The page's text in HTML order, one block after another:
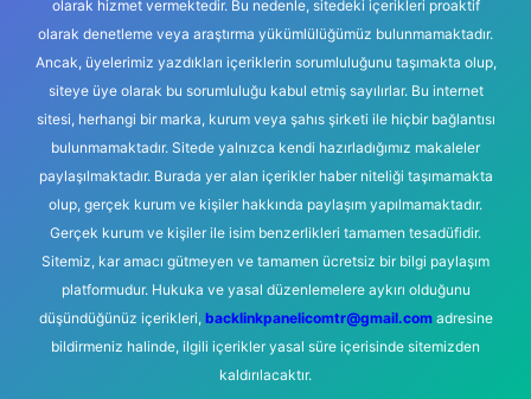
olarak hizmet vermektedir. Bu nedenle, sitedeki içerikleri proaktif
olarak denetleme veya araştırma yükümlülüğümüz bulunmamaktadır.
Ancak, üyelerimiz yazdıkları içeriklerin sorumluluğunu taşımakta olup,
siteye üye olarak bu sorumluluğu kabul etmiş sayılırlar. Bu internet
sitesi, herhangi bir marka, kurum veya şahıs şirketi ile hiçbir bağlantısı
bulunmamaktadır. Sitede yalnızca kendi hazırladığımız makaleler
paylaşılmaktadır. Burada yer alan içerikler haber niteliği taşımamakta
olup, gerçek kurum ve kişiler hakkında paylaşım yapılmamaktadır.
Gerçek kurum ve kişiler ile isim benzerlikleri tamamen tesadüfidir.
Sitemiz, kar amacı gütmeyen ve tamamen ücretsiz bir bilgi paylaşım
platformudur. Hukuka ve yasal düzenlemelere aykırı olduğunu
düşündüğünüz içerikleri, backlinkpanelicomtr@gmail.comadresine
bildirmeniz halinde, ilgili içerikler yasal süre içerisinde sitemizden
kaldırılacaktır.